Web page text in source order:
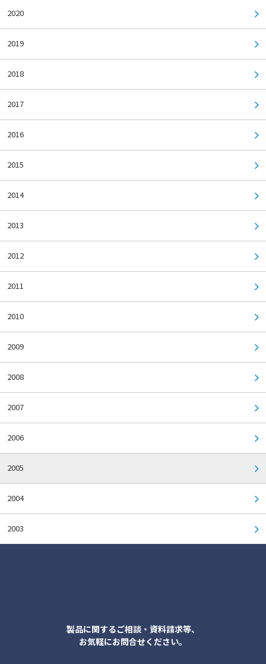
2020
2019
2018
2017
2016
2015
2014
2013
2012
2011
2010
2009
2008
2007
2006
2005
2004
2003
製品に関するご相談・資料請求等、
お気軽にお問合せください。